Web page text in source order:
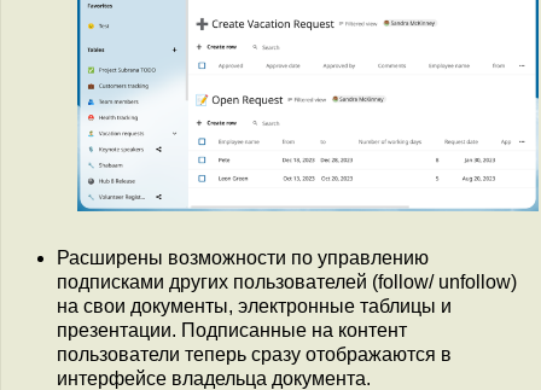
Расширены возможности по управлению
подписками других пользователей (follow/ unfollow)
на свои документы, электронные таблицы и
презентации. Подписанные на контент
пользователи теперь сразу отображаются в
интерфейсе владельца документа.